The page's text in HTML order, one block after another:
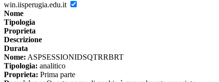
win.iisperugia.edu.it
Nome
Tipologia
Proprieta
Descrizione
Durata
Nome: ASPSESSIONIDSQTRRBRT
Tipologia: analitico
Proprieta: Prima parte